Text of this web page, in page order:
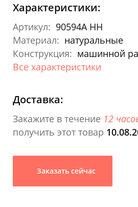
Характеристики:
Артикул: 90594A HH
Материал: натуральные
Конструкция: машинной
Все характеристики
Доставка:
Закажите в течение 12
получить этот товар
Заказать сейчас